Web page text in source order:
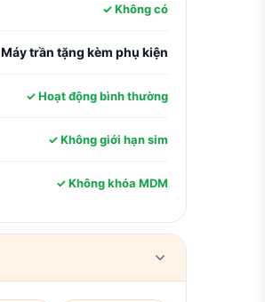
✓ Không có
Máy trần tặng kèm phụ kiện
✓ Hoạt động bình thường
✓ Không giới hạn sim
✓ Không khóa MDM